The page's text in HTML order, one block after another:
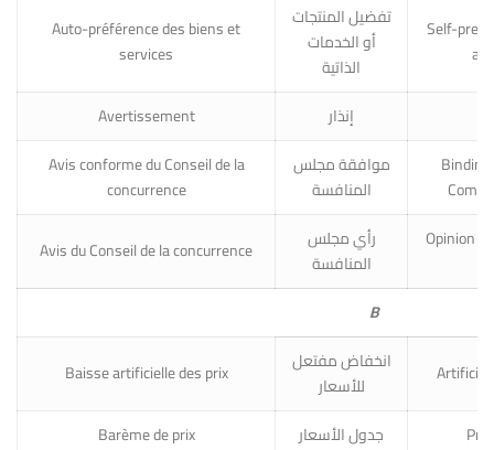
Auto-préférence des biens et
services
تفضيل المنتجات
أو الخدمات
الذاتية
Self-
Avertissement إنذار
Avis conforme du Conseil de la
concurrence
موافقة مجلس
المنافسة
Avis du Conseil de la concurrence
رأي مجلس
المنافسة
Opinion
B
Baisse artificielle des prix
انخفاض مفتعل
للأسعار
Artificial
Barème de prix جدول الأسعار